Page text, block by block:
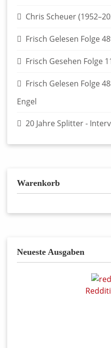
Chris Scheuer
Frisch Gelesen Folge
Frisch Gesehen Folge
Frisch Gelesen Folge
Engel
20 Jahre Splitter -
Warenkorb
Neueste Ausgaben